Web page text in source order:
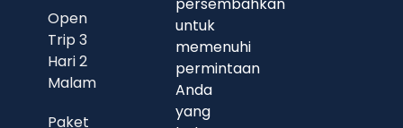
Open
Trip 3
Hari 2
Malam
Paket
untuk
memenuhi
permintaan
Anda
yang